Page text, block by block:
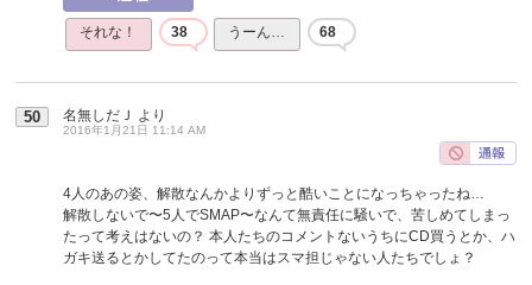
それな！ 38 うーん… 68
50 名無しだＪ より
2016年1月21日 11:14 AM
4人のあの姿、解散なんかよりずっと酷いことになっちゃったね…
解散しないで〜5人でSMAP〜なんて無責任に騒いで、苦しめてしまっ
たって考えはないの？ 本人たちのコメントないうちにCD買うとか、ハ
ガキ送るとかしてたのって本当はスマ担じゃない人たちでしょ？